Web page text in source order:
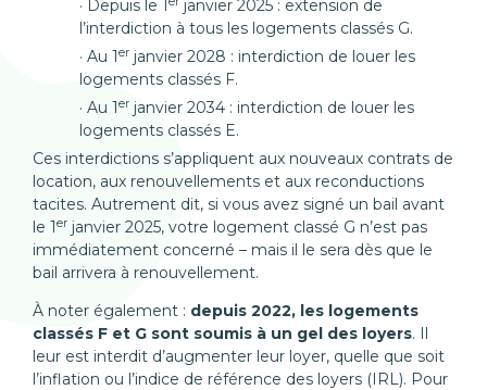
Depuis le 1
janvier 2025 : extension de
l’interdiction à tous les logements classés G.
Au 1er janvier 2028 : interdiction de louer les
logements classés F.
Au 1er janvier 2034 : interdiction de louer les
logements classés E.
Ces interdictions s’appliquent aux nouveaux contrats de
location, aux renouvellements et aux reconductions
tacites. Autrement dit, si vous avez signé un bail avant
le 1er janvier 2025, votre logement classé G n’est pas
immédiatement concerné – mais il le sera dès que le
bail arrivera à renouvellement.
À noter également : depuis 2022, les logements
classés F et G sont soumis à un gel des loyers. Il
leur est interdit d’augmenter leur loyer, quelle que soit
l’inflation ou l’indice de référence des loyers (IRL). Pour